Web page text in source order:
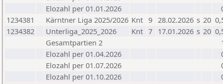
Elozahl per 01.01.2026
1234381
Kärntner Liga 2025/2026 Knt 9 28.02.2026 s 20
1234382
Unterliga_2025_2026 Knt 7 17.01.2026 s 20
Gesamtpartien 2
Elozahl per 01.04.2026
Elozahl per 01.07.2026
Elozahl per 01.10.2026